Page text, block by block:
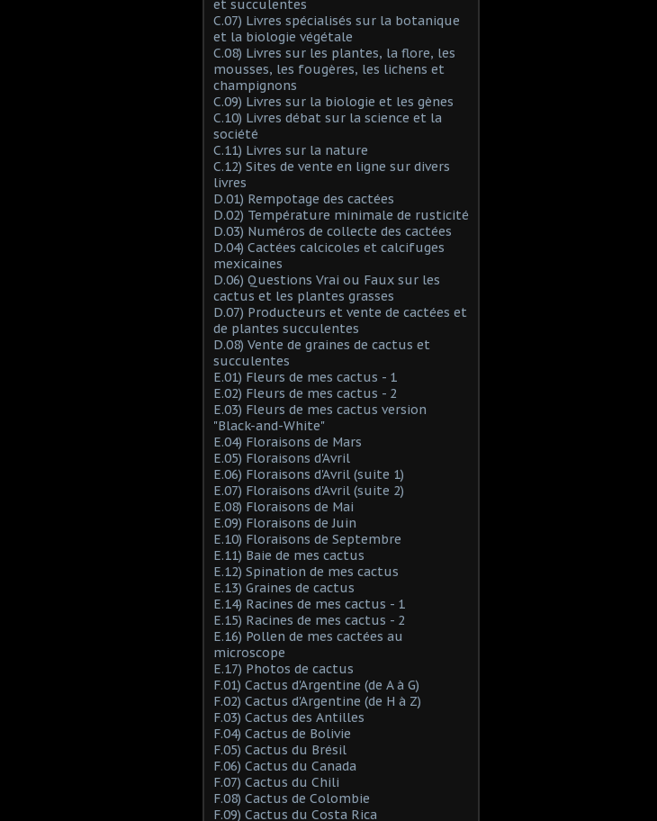
et succulentes
C.07) Livres spécialisés sur la botanique
et la biologie végétale
C.08) Livres sur les plantes, la flore, les
mousses, les fougères, les lichens et
champignons
C.09) Livres sur la biologie et les gènes
C.10) Livres débat sur la science et la
société
C.11) Livres sur la nature
C.12) Sites de vente en ligne sur divers
livres
D.01) Rempotage des cactées
D.02) Température minimale de rusticité
D.03) Numéros de collecte des cactées
D.04) Cactées calcicoles et calcifuges
mexicaines
D.06) Questions Vrai ou Faux sur les
cactus et les plantes grasses
D.07) Producteurs et vente de cactées et
de plantes succulentes
D.08) Vente de graines de cactus et
succulentes
E.01) Fleurs de mes cactus - 1
E.02) Fleurs de mes cactus - 2
E.03) Fleurs de mes cactus version
"Black-and-White"
E.04) Floraisons de Mars
E.05) Floraisons d'Avril
E.06) Floraisons d'Avril (suite 1)
E.07) Floraisons d'Avril (suite 2)
E.08) Floraisons de Mai
E.09) Floraisons de Juin
E.10) Floraisons de Septembre
E.11) Baie de mes cactus
E.12) Spination de mes cactus
E.13) Graines de cactus
E.14) Racines de mes cactus - 1
E.15) Racines de mes cactus - 2
E.16) Pollen de mes cactées au
microscope
E.17) Photos de cactus
F.01) Cactus d'Argentine (de A à G)
F.02) Cactus d'Argentine (de H à Z)
F.03) Cactus des Antilles
F.04) Cactus de Bolivie
F.05) Cactus du Brésil
F.06) Cactus du Canada
F.07) Cactus du Chili
F.08) Cactus de Colombie
F.09) Cactus du Costa Rica